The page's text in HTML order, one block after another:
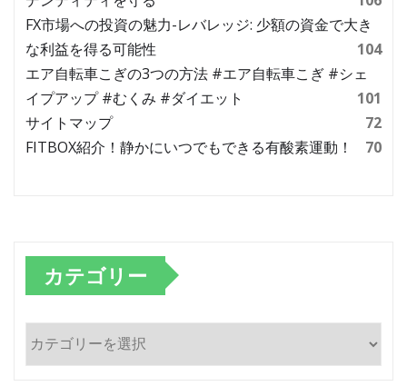
FX市場への投資の魅力-レバレッジ: 少額の資金で大き
な利益を得る可能性
104
エア自転車こぎの3つの方法 #エア自転車こぎ #シェ
イプアップ #むくみ #ダイエット
101
サイトマップ
72
FITBOX紹介！静かにいつでもできる有酸素運動！
70
カテゴリー
カ
テ